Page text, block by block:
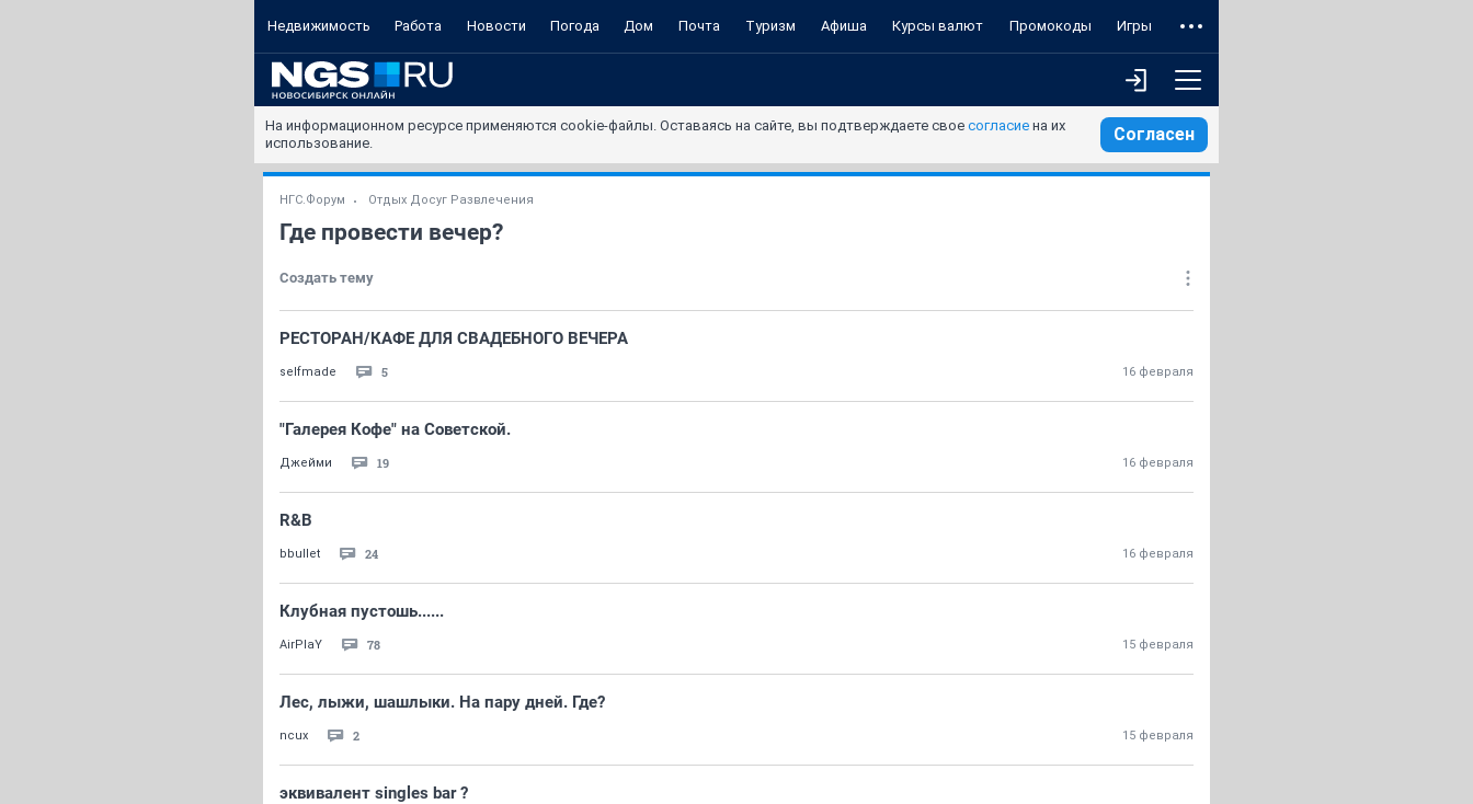
Недвижимость Работа Новости Погода Дом Почта Туризм Афиша Курсы валют Промокоды Игры
На информационном ресурсе применяются cookie-файлы. Оставаясь на сайте, вы подтверждаете свое согласие на их
использование.
Согласен
НГС.Форум Отдых Досуг Развлечения
Где провести вечер?
Создать тему
РЕСТОРАН/КАФЕ ДЛЯ СВАДЕБНОГО ВЕЧЕРА
selfmade 5 16 февраля
"Галерея Кофе" на Советской.
Джейми 19 16 февраля
R&B
bbullet 24 16 февраля
Клубная пустошь......
AirPlaY 78 15 февраля
Лес, лыжи, шашлыки. На пару дней. Где?
ncux 2 15 февраля
эквивалент singles bar ?